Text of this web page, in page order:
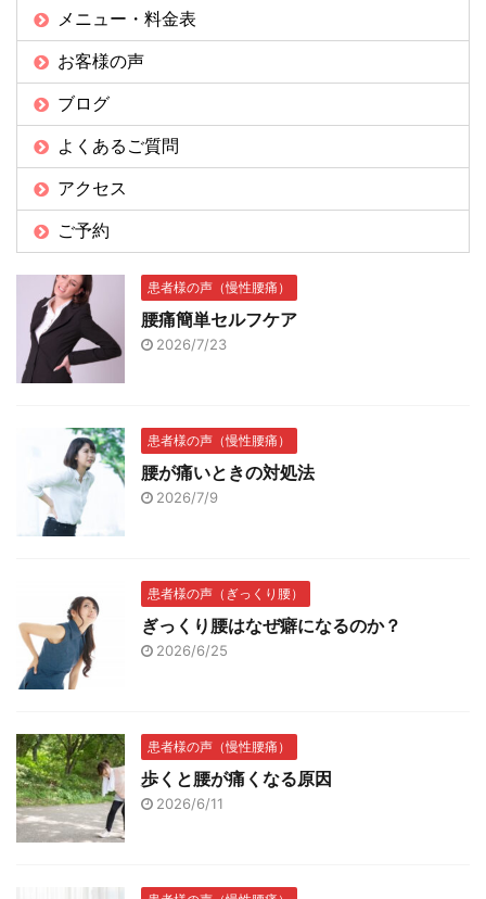
メニュー・料金表
お客様の声
ブログ
よくあるご質問
アクセス
ご予約
患者様の声（慢性腰痛）
腰痛簡単セルフケア
2026/7/23
患者様の声（慢性腰痛）
腰が痛いときの対処法
2026/7/9
患者様の声（ぎっくり腰）
ぎっくり腰はなぜ癖になるのか？
2026/6/25
患者様の声（慢性腰痛）
歩くと腰が痛くなる原因
2026/6/11